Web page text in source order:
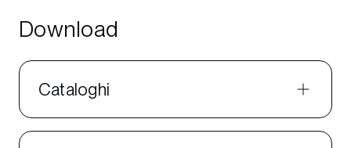
Download
Cataloghi